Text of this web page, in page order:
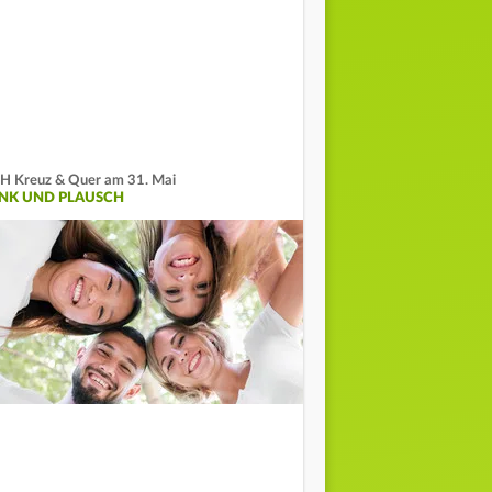
Kreuz & Quer am 31. Mai
UND PLAUSCH